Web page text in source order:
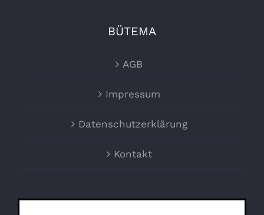
BÜTEMA
AGB
Impressum
Datenschutzerklärung
Kontakt